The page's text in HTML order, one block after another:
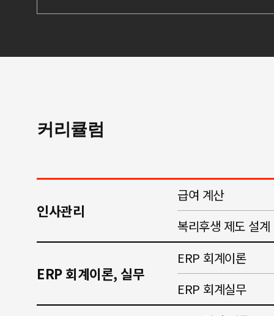
커리큘럼
인사관리
급여 계산
복리후생 제도 설계
ERP 회계이론, 실무
ERP 회계이론
ERP 회계실무